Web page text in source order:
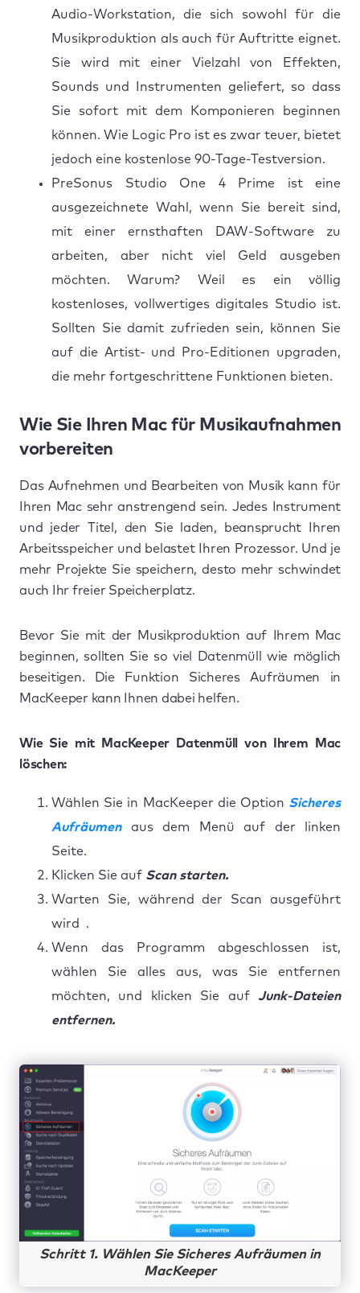
Audio-Workstation, die sich sowohl für die
Musikproduktion als auch für Auftritte eignet.
Sie wird mit einer Vielzahl von Effekten,
Sounds und Instrumenten geliefert, so dass
Sie sofort mit dem Komponieren beginnen
können. Wie Logic Pro ist es zwar teuer, bietet
jedoch eine kostenlose 90-Tage-Testversion.
PreSonus Studio One 4 Prime ist eine
ausgezeichnete Wahl, wenn Sie bereit sind,
mit einer ernsthaften DAW-Software zu
arbeiten, aber nicht viel Geld ausgeben
möchten. Warum? Weil es ein völlig
kostenloses, vollwertiges digitales Studio ist.
Sollten Sie damit zufrieden sein, können Sie
auf die Artist- und Pro-Editionen upgraden,
die mehr fortgeschrittene Funktionen bieten.
Wie Sie Ihren Mac für Musikaufnahmen
vorbereiten
Das Aufnehmen und Bearbeiten von Musik kann für
Ihren Mac sehr anstrengend sein. Jedes Instrument
und jeder Titel, den Sie laden, beansprucht Ihren
Arbeitsspeicher und belastet Ihren Prozessor. Und je
mehr Projekte Sie speichern, desto mehr schwindet
auch Ihr freier Speicherplatz.
Bevor Sie mit der Musikproduktion auf Ihrem Mac
beginnen, sollten Sie so viel Datenmüll wie möglich
beseitigen. Die Funktion Sicheres Aufräumen in
MacKeeper kann Ihnen dabei helfen.
Wie Sie mit MacKeeper Datenmüll von Ihrem Mac
löschen:
Wählen Sie in MacKeeper die Option Sicheres
Aufräumenaus dem Menü auf der linken
Seite.
Klicken Sie auf Scan starten.
Warten Sie, während der Scan ausgeführt
wird .
Wenn das Programm abgeschlossen ist,
wählen Sie alles aus, was Sie entfernen
möchten, und klicken Sie auf Junk-Dateien
entfernen.
Schritt 1. Wählen Sie Sicheres Aufräumen in
MacKeeper